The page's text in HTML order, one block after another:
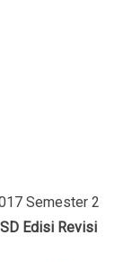
Semester 2
Edisi Revisi